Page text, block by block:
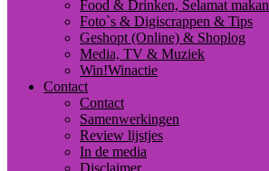
Food & Drinken, Selamat makan
Foto`s & Digiscrappen & Tips
Geshopt (Online) & Shoplog
Media, TV & Muziek
Win!Winactie
Contact
Contact
Samenwerkingen
Review lijstjes
In de media
Disclaimer